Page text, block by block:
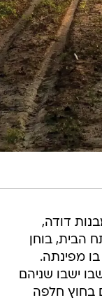
דודה,
הבית, בוחן
מפינתה.
ישבו שניהם
בחוץ חלפה